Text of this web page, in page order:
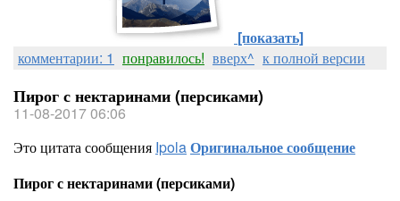
[показать]
комментарии: 1 понравилось! вверх^ к полной версии
Пирог с нектаринами (персиками)
11-08-2017 06:06
Это цитата сообщения IpolaОригинальное сообщение
Пирог с нектаринами (персиками)